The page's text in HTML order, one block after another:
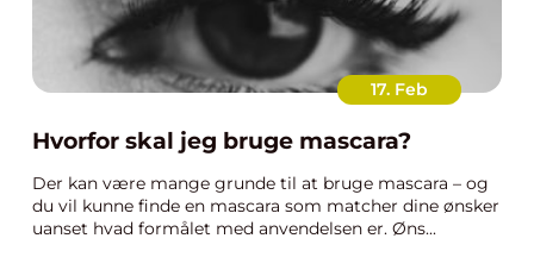
17. Feb
Hvorfor skal jeg bruge mascara?
Der kan være mange grunde til at bruge mascara – og
du vil kunne finde en mascara som matcher dine ønsker
uanset hvad formålet med anvendelsen er. Øns...